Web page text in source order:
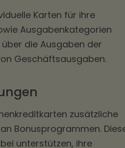
Karten für ihre
Ausgabenkategorien
die Ausgaben der
Geschäftsausgaben.
zusätzliche
Bonusprogrammen.
unterstützen, ihre